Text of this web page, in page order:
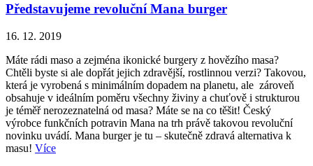
Představujeme revoluční Mana burger
16. 12. 2019
Máte rádi maso a zejména ikonické burgery z hovězího masa?
Chtěli byste si ale dopřát jejich zdravější, rostlinnou verzi? Takovou,
která je vyrobená s minimálním dopadem na planetu, ale zároveň
obsahuje v ideálním poměru všechny živiny a chuťově i strukturou
je téměř nerozeznatelná od masa? Máte se na co těšit! Český
výrobce funkčních potravin Mana na trh právě takovou revoluční
novinku uvádí. Mana burger je tu – skutečně zdravá alternativa k
masu! Více